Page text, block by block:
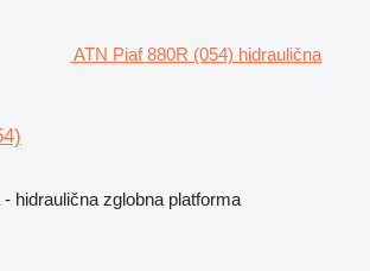
ATN Piaf 880R (054) hidraulična
hidraulična zglobna platforma